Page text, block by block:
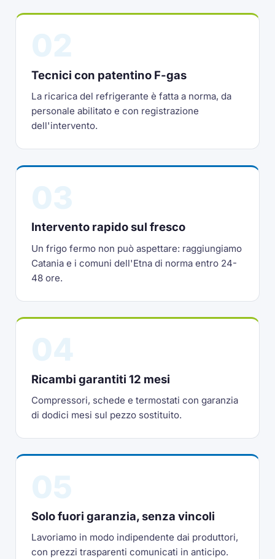
Tecnici con patentino F-gas
La ricarica del refrigerante è fatta a norma, da
personale abilitato e con registrazione
dell'intervento.
Intervento rapido sul fresco
Un frigo fermo non può aspettare: raggiungiamo
Catania e i comuni dell'Etna di norma entro 24-
48 ore.
Ricambi garantiti 12 mesi
Compressori, schede e termostati con garanzia
di dodici mesi sul pezzo sostituito.
Solo fuori garanzia, senza vincoli
Lavoriamo in modo indipendente dai produttori,
con prezzi trasparenti comunicati in anticipo.